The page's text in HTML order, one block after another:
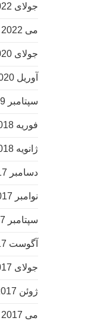
جولای 2022
می 2022
جولای 2020
آوریل 2020
سپتامبر 2019
فوریه 2018
ژانویه 2018
دسامبر 2017
نوامبر 2017
سپتامبر 2017
آگوست 2017
جولای 2017
ژوئن 2017
می 2017